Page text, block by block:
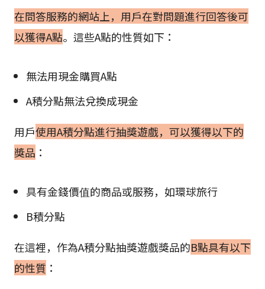
在問答服務的網站上，用戶在對問題進行回答後可
以獲得A點。這些A點的性質如下：
無法用現金購買A點
A積分點無法兌換成現金
用戶使用A積分點進行抽獎遊戲，可以獲得以下的
獎品 ：
具有金錢價值的商品或服務，如環球旅行
B積分點
在這裡，作為A積分點抽獎遊戲獎品的B點具有以下
的性質 ：